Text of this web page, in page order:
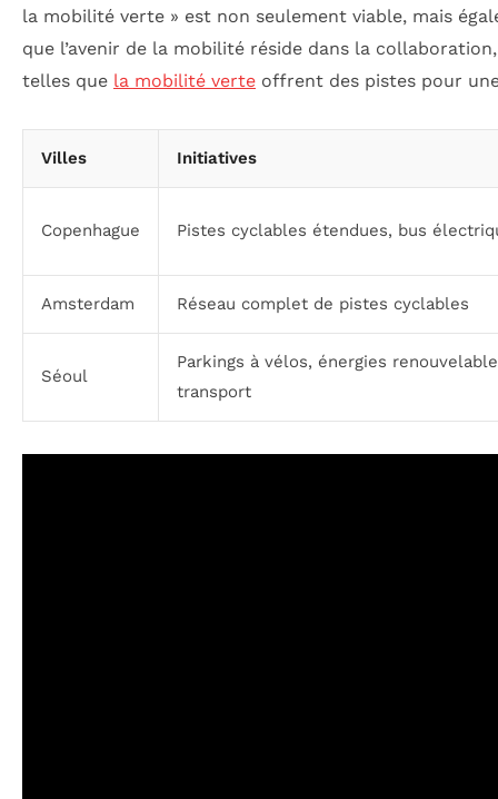
la mobilité verte » est non seulement viable, mais
que l’avenir de la mobilité réside dans la
telles que la mobilité verte offrent des pistes pour
Villes Initiatives
Copenhague Pistes cyclables étendues, bus
Amsterdam Réseau complet de pistes cyclables
Séoul
Parkings à vélos, énergies
transport